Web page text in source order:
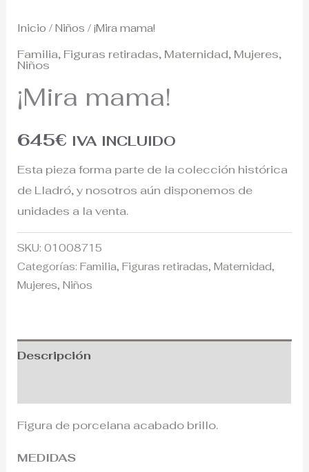
Inicio /Niños / ¡Mira mama!
Familia, Figuras retiradas, Maternidad, Mujeres,
Niños
¡Mira mama!
645€ IVA INCLUIDO
Esta pieza forma parte de la colección histórica
de Lladró, y nosotros aún disponemos de
unidades a la venta.
SKU:01008715
Categorías:Familia,Figuras retiradas,Maternidad,
Mujeres,Niños
Descripción
Figura de porcelana acabado brillo.
MEDIDAS